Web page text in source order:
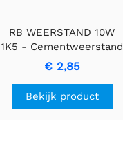
RB WEERSTAND 10W
1K5 - Cementweerstand
met Keramische
Behuizing
€ 2,85
Bekijk product